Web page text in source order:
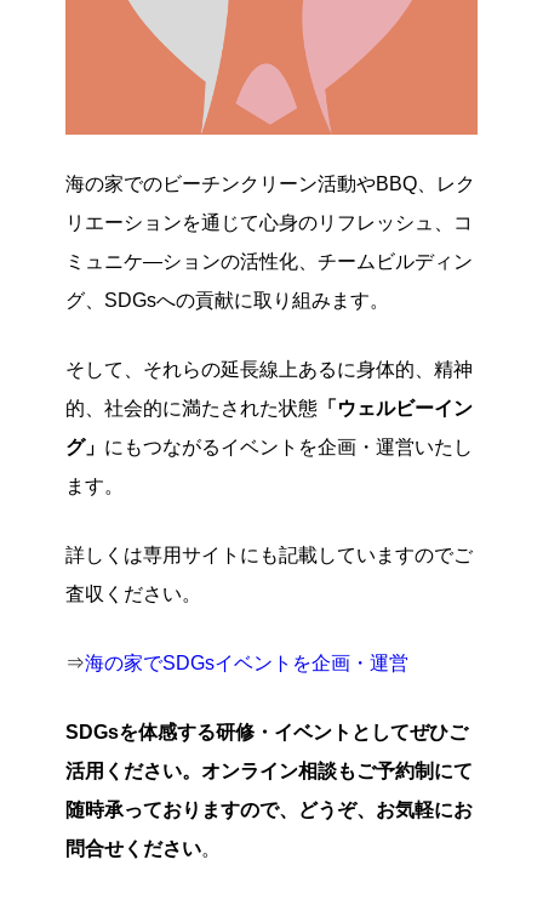
海の家でのビーチンクリーン活動やBBQ、レク
リエーションを通じて心身のリフレッシュ、コ
ミュニケ―ションの活性化、チームビルディン
グ、SDGsへの貢献に取り組みます。
そして、それらの延長線上あるに身体的、精神
的、社会的に満たされた状態 「ウェルビーイン
グ」 にもつながるイベントを企画・運営いたし
ます。
詳しくは専用サイトにも記載していますのでご
査収ください。
⇒海の家でSDGsイベントを企画・運営
SDGsを体感する研修・イベントとしてぜひご
活用ください。オンライン相談もご予約制にて
随時承っておりますので、どうぞ、お気軽にお
問合せください。